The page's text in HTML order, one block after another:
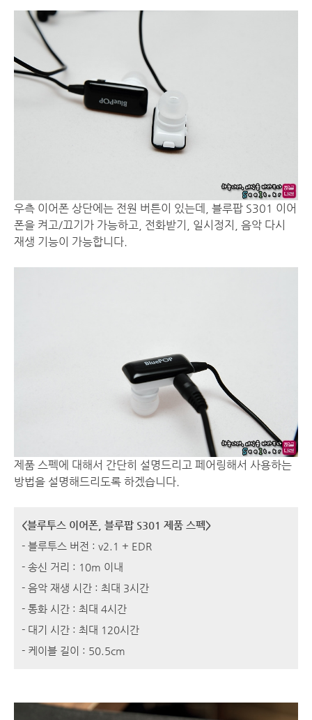
우측 이어폰 상단에는 전원 버튼이 있는데, 블루팝 S301 이어
폰을 켜고/끄기가 가능하고, 전화받기, 일시정지, 음악 다시
재생 기능이 가능합니다.
제품 스펙에 대해서 간단히 설명드리고 페어링해서 사용하는
방법을 설명해드리도록 하겠습니다.
<블루투스 이어폰, 블루팝 S301 제품 스펙>
- 블루투스 버전 : v2.1 + EDR
- 송신 거리 : 10m 이내
- 음악 재생 시간 : 최대 3시간
- 통화 시간 : 최대 4시간
- 대기 시간 : 최대 120시간
- 케이블 길이 : 50.5cm